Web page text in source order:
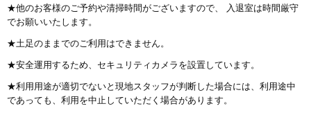
★他のお客様のご予約や清掃時間がございますので、 入退室は時間厳守
でお願いいたします。
★土足のままでのご利用はできません。
★安全運用するため、セキュリティカメラを設置しています。
★利用用途が適切でないと現地スタッフが判断した場合には、利用途中
であっても、利用を中止していただく場合があります。